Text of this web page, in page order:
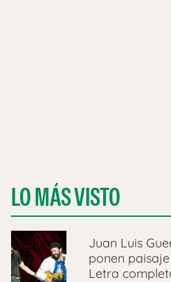
LO MÁS VISTO
Juan Luis
ponen paisaje
Letra